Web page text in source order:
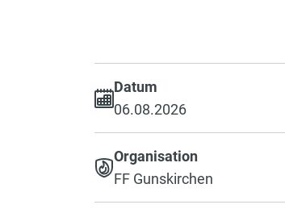
Datum
06.08.2026
Organisation
FF Gunskirchen